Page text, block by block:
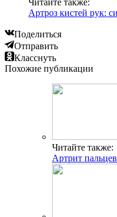
Артроз кистей рук:
Поделиться
Отправить
Класснуть
Похожие публикации
Читайте также:
Артрит